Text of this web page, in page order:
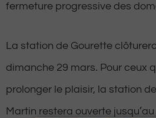
fermeture progressive des
La station de Gourette
dimanche 29 mars. Pour ceux
prolonger le plaisir, la station
Martin restera ouverte